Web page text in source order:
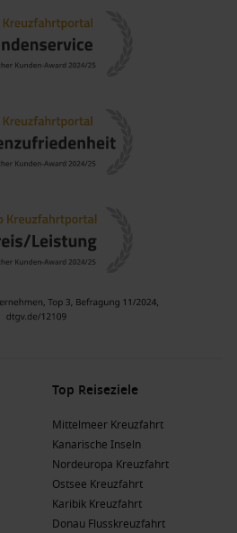
Top Reiseziele
Mittelmeer Kreuzfahrt
Kanarische Inseln
Nordeuropa Kreuzfahrt
Ostsee Kreuzfahrt
Karibik Kreuzfahrt
Donau Flusskreuzfahrt